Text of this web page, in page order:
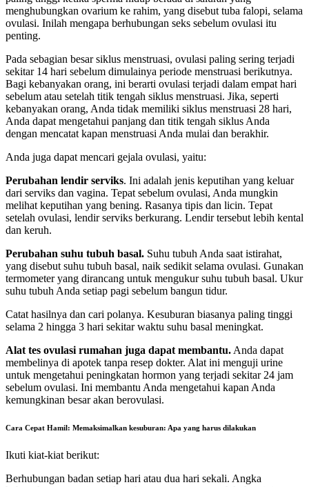
menghubungkan ovarium ke rahim, yang disebut tuba falopi, selama
ovulasi. Inilah mengapa berhubungan seks sebelum ovulasi itu
penting.
Pada sebagian besar siklus menstruasi, ovulasi paling sering terjadi
sekitar 14 hari sebelum dimulainya periode menstruasi berikutnya.
Bagi kebanyakan orang, ini berarti ovulasi terjadi dalam empat hari
sebelum atau setelah titik tengah siklus menstruasi. Jika, seperti
kebanyakan orang, Anda tidak memiliki siklus menstruasi 28 hari,
Anda dapat mengetahui panjang dan titik tengah siklus Anda
dengan mencatat kapan menstruasi Anda mulai dan berakhir.
Anda juga dapat mencari gejala ovulasi, yaitu:
Perubahan lendir serviks. Ini adalah jenis keputihan yang keluar
dari serviks dan vagina. Tepat sebelum ovulasi, Anda mungkin
melihat keputihan yang bening. Rasanya tipis dan licin. Tepat
setelah ovulasi, lendir serviks berkurang. Lendir tersebut lebih kental
dan keruh.
Perubahan suhu tubuh basal. Suhu tubuh Anda saat istirahat,
yang disebut suhu tubuh basal, naik sedikit selama ovulasi. Gunakan
termometer yang dirancang untuk mengukur suhu tubuh basal. Ukur
suhu tubuh Anda setiap pagi sebelum bangun tidur.
Catat hasilnya dan cari polanya. Kesuburan biasanya paling tinggi
selama 2 hingga 3 hari sekitar waktu suhu basal meningkat.
Alat tes ovulasi rumahan juga dapat membantu. Anda dapat
membelinya di apotek tanpa resep dokter. Alat ini menguji urine
untuk mengetahui peningkatan hormon yang terjadi sekitar 24 jam
sebelum ovulasi. Ini membantu Anda mengetahui kapan Anda
kemungkinan besar akan berovulasi.
Cara Cepat Hamil: Memaksimalkan kesuburan: Apa yang harus dilakukan
Ikuti kiat-kiat berikut:
Berhubungan badan setiap hari atau dua hari sekali. Angka